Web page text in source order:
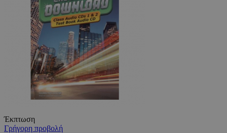
Έκπτωση
Γρήγορη προβολή